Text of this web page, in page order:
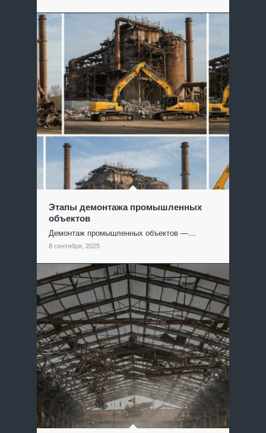
Этапы демонтажа промышленных
объектов
Демонтаж промышленных объектов —…
8 сентября, 2025